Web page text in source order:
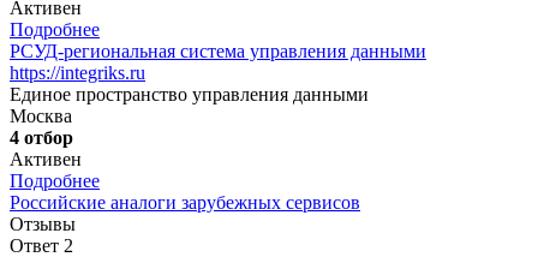
Активен
Подробнее
РСУД-региональная система управления данными
https://integriks.ru
Единое пространство управления данными
Москва
4 отбор
Активен
Подробнее
Российские аналоги зарубежных сервисов
Отзывы
Ответ 2